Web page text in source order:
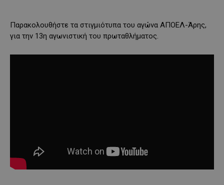
Παρακολουθήστε τα στιγμιότυπα του αγώνα ΑΠΟΕΛ-Άρης,
για την 13η αγωνιστική του πρωταθλήματος.